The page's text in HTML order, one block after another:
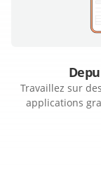
Travaillez sur
applications